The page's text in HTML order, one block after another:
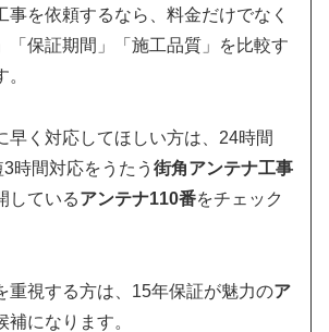
事を依頼するなら、料金だけでなく
「保証期間」「施工品質」を比較す
早く対応してほしい方は、24時間
時間対応をうたう 街角アンテナ工事
しているアンテナ110番をチェック
重視する方は、15年保証が魅力のア
補になります。